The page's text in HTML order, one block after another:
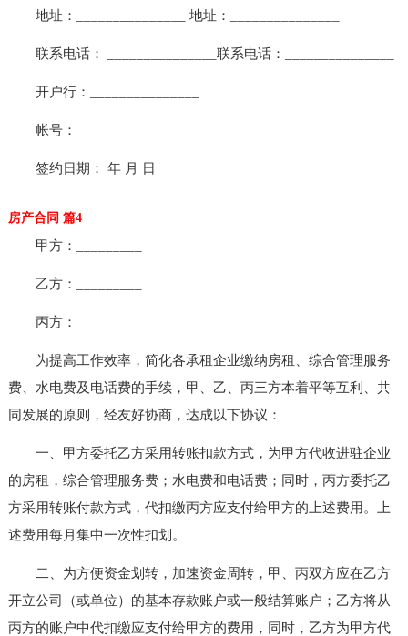
地址：_______________ 地址：_______________
联系电话： _______________联系电话：_______________
开户行：_______________
帐号：_______________
签约日期： 年 月 日
房产合同 篇4
甲方：_________
乙方：_________
丙方：_________
为提高工作效率，简化各承租企业缴纳房租、综合管理服务
费、水电费及电话费的手续，甲、乙、丙三方本着平等互利、共
同发展的原则，经友好协商，达成以下协议：
一、甲方委托乙方采用转账扣款方式，为甲方代收进驻企业
的房租，综合管理服务费；水电费和电话费；同时，丙方委托乙
方采用转账付款方式，代扣缴丙方应支付给甲方的上述费用。上
述费用每月集中一次性扣划。
二、为方便资金划转，加速资金周转，甲、丙双方应在乙方
开立公司（或单位）的基本存款账户或一般结算账户；乙方将从
丙方的账户中代扣缴应支付给甲方的费用，同时，乙方为甲方代